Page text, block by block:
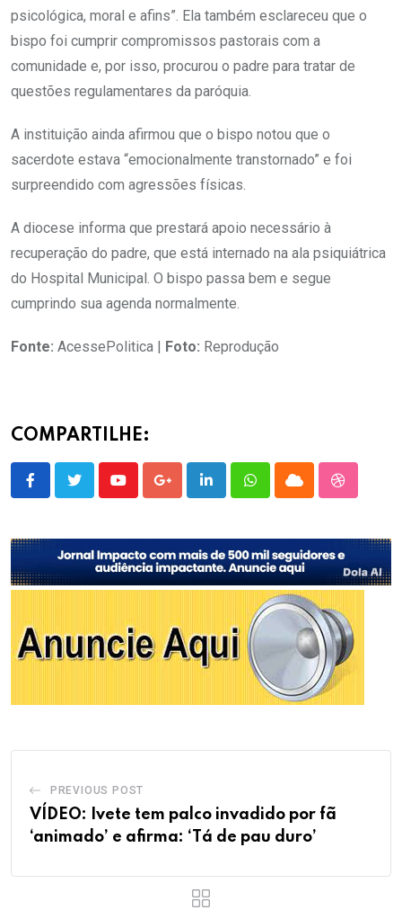
psicológica, moral e afins”. Ela também esclareceu que o
bispo foi cumprir compromissos pastorais com a
comunidade e, por isso, procurou o padre para tratar de
questões regulamentares da paróquia.
A instituição ainda afirmou que o bispo notou que o
sacerdote estava “emocionalmente transtornado” e foi
surpreendido com agressões físicas.
A diocese informa que prestará apoio necessário à
recuperação do padre, que está internado na ala psiquiátrica
do Hospital Municipal. O bispo passa bem e segue
cumprindo sua agenda normalmente.
Fonte: AcessePolitica | Foto: Reprodução
COMPARTILHE:
YoutubeGoogle+LinkedInWhatsappCloud
PREVIOUS POST
VÍDEO: Ivete tem palco invadido por fã
‘animado’ e afirma: ‘Tá de pau duro’